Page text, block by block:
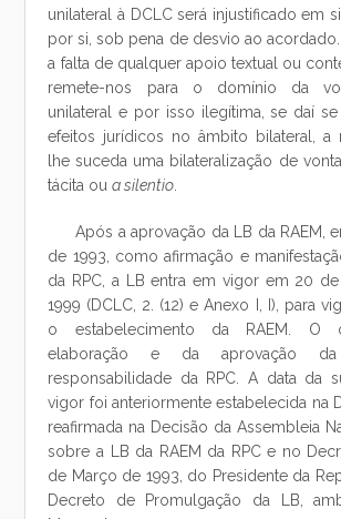
unilateral à DCLC será injustificado em
por si, sob pena de desvio ao acordado.
a falta de qualquer apoio textual ou
remete-nos para o domínio da
unilateral e por isso ilegítima, se daí
efeitos jurídicos no âmbito bilateral, a
lhe suceda uma bilateralização de
tácita oua silentio
Após a aprovação da LB da RAEM,
de 1993, como afirmação e
da RPC, a LB entra em vigor em 20
1999 (DCLC, 2. (12) e Anexo I, I), para
o estabelecimento da RAEM. O
elaboração e da aprovação
responsabilidade da RPC. A data da
vigor foi anteriormente estabelecida na
reafirmada na Decisão da Assembleia
sobre a LB da RAEM da RPC e no
de Março de 1993, do Presidente da
Decreto de Promulgação da LB,